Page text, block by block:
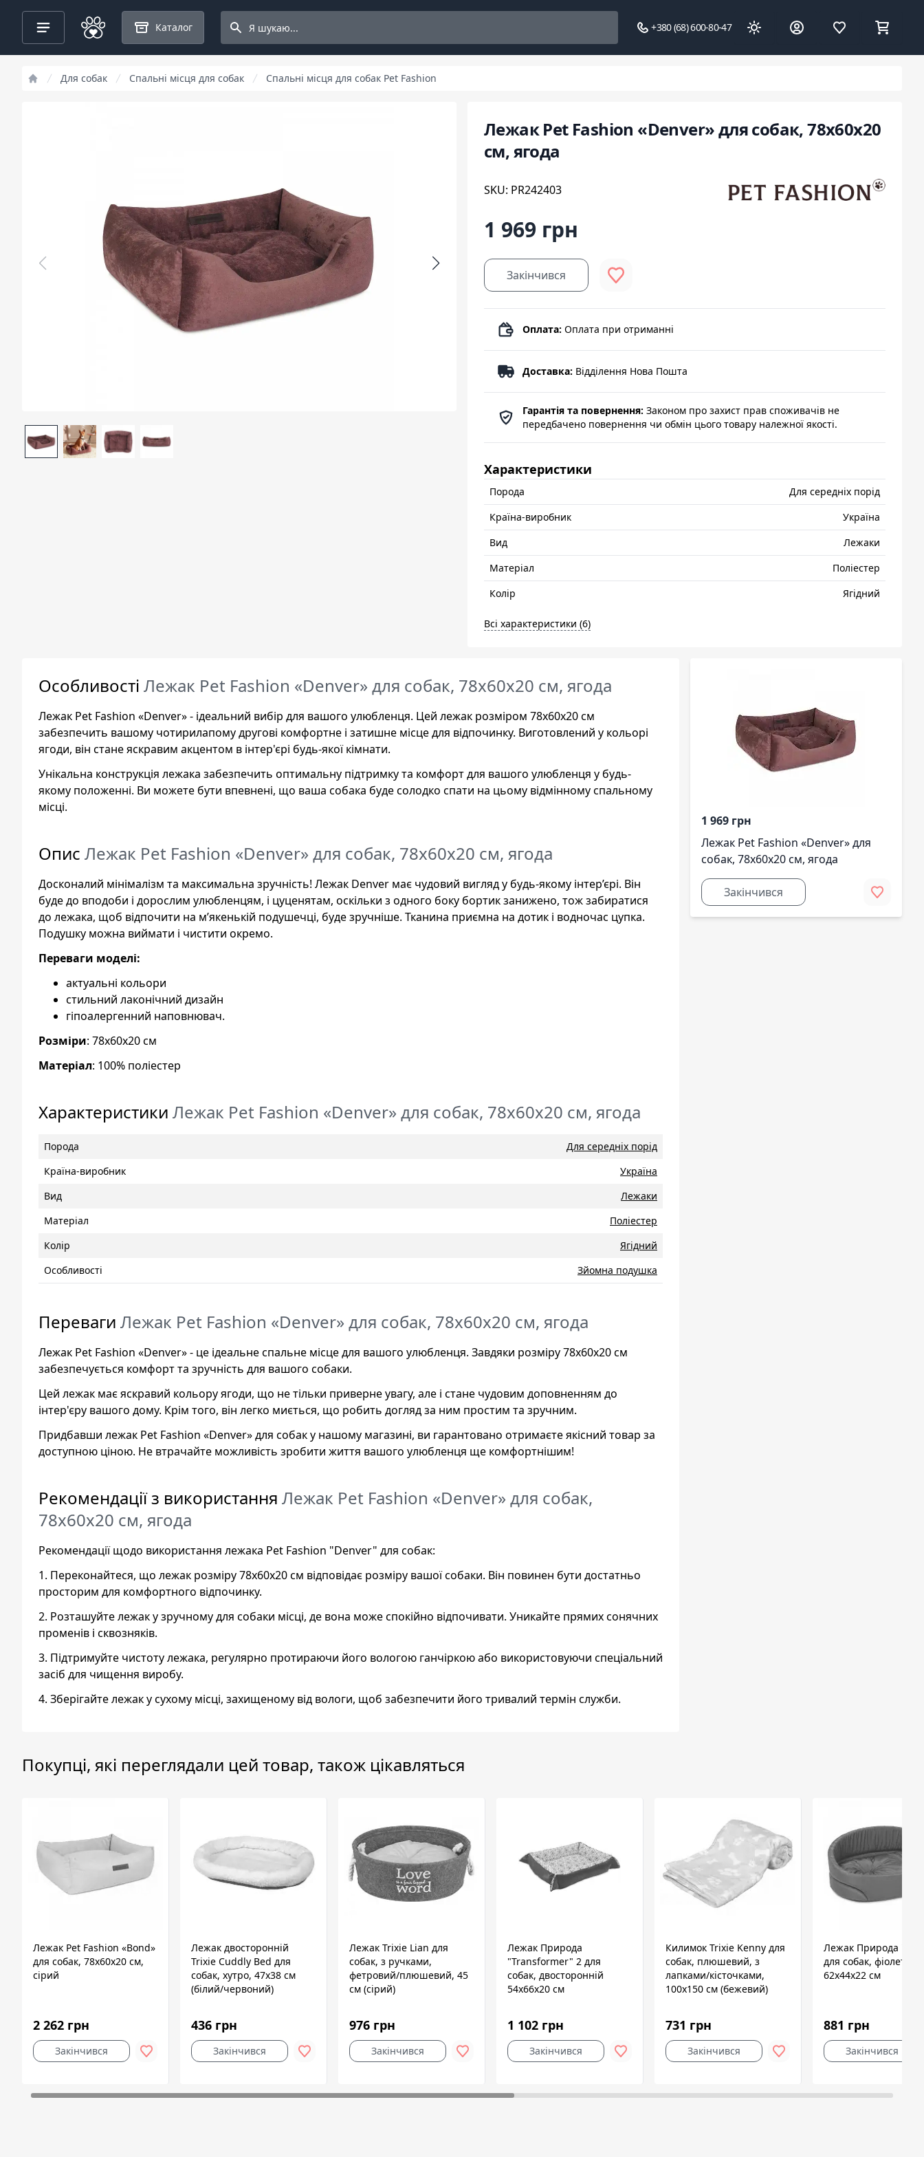
Каталог
Search projects
+380 (68) 600-80-47
Для собак Спальні місця для собак Спальні місця для собак Pet Fashion
Лежак Pet Fashion «Denver» для собак, 78х60х20
см, ягода
SKU: PR242403
1 969 грн
Закінчився
Оплата: Оплата при отриманні
Доставка: Відділення Нова Пошта
Гарантія та повернення: Законом про захист прав споживачів не
передбачено повернення чи обмін цього товару належної якості.
Характеристики
Порода
Для середніх порід
Країна-виробник
Україна
Вид
Лежаки
Матеріал
Поліестер
Колір
Ягідний
Всі характеристики (6)
Особливості Лежак Pet Fashion «Denver» для собак, 78х60х20 см, ягода
Лежак Pet Fashion «Denver» - ідеальний вибір для вашого улюбленця. Цей лежак розміром 78х60х20 см
забезпечить вашому чотирилапому другові комфортне і затишне місце для відпочинку. Виготовлений у кольорі
ягоди, він стане яскравим акцентом в інтер'єрі будь-якої кімнати.
Унікальна конструкція лежака забезпечить оптимальну підтримку та комфорт для вашого улюбленця у будь-
якому положенні. Ви можете бути впевнені, що ваша собака буде солодко спати на цьому відмінному спальному
місці.
Опис Лежак Pet Fashion «Denver» для собак, 78х60х20 см, ягода
Досконалий мінімалізм та максимальна зручність! Лежак Denver має чудовий вигляд у будь-якому інтер’єрі. Він
буде до вподоби і дорослим улюбленцям, і цуценятам, оскільки з одного боку бортик занижено, тож забиратися
до лежака, щоб відпочити на м’якенькій подушечці, буде зручніше. Тканина приємна на дотик і водночас цупка.
Подушку можна виймати і чистити окремо.
Переваги моделі:
актуальні кольори
стильний лаконічний дизайн
гіпоалергенний наповнювач.
Розміри: 78х60х20 см
Матеріал: 100% поліестер
Характеристики Лежак Pet Fashion «Denver» для собак, 78х60х20 см, ягода
Порода
Для середніх порід
Країна-виробник
Україна
Вид
Лежаки
Матеріал
Поліестер
Колір
Ягідний
Особливості
Зйомна подушка
Переваги Лежак Pet Fashion «Denver» для собак, 78х60х20 см, ягода
Лежак Pet Fashion «Denver» - це ідеальне спальне місце для вашого улюбленця. Завдяки розміру 78х60х20 см
забезпечується комфорт та зручність для вашого собаки.
Цей лежак має яскравий кольору ягоди, що не тільки приверне увагу, але і стане чудовим доповненням до
інтер'єру вашого дому. Крім того, він легко миється, що робить догляд за ним простим та зручним.
Придбавши лежак Pet Fashion «Denver» для собак у нашому магазині, ви гарантовано отримаєте якісний товар за
доступною ціною. Не втрачайте можливість зробити життя вашого улюбленця ще комфортнішим!
Рекомендації з використання Лежак Pet Fashion «Denver» для собак,
78х60х20 см, ягода
Рекомендації щодо використання лежака Pet Fashion "Denver" для собак:
1. Переконайтеся, що лежак розміру 78х60х20 см відповідає розміру вашої собаки. Він повинен бути достатньо
просторим для комфортного відпочинку.
2. Розташуйте лежак у зручному для собаки місці, де вона може спокійно відпочивати. Уникайте прямих сонячних
променів і сквозняків.
3. Підтримуйте чистоту лежака, регулярно протираючи його вологою ганчіркою або використовуючи спеціальний
засіб для чищення виробу.
4. Зберігайте лежак у сухому місці, захищеному від вологи, щоб забезпечити його тривалий термін служби.
1 969 грн
Лежак Pet Fashion «Denver» для
собак, 78х60х20 см, ягода
Закінчився
Покупці, які переглядали цей товар, також цікавляться
Лежак Pet Fashion «Bond»
для собак, 78х60х20 см,
сірий
2 262 грн
Закінчився
Лежак двосторонній
Trixie Cuddly Bed для
собак, хутро, 47х38 см
(білий/червоний)
436 грн
Закінчився
Лежак Trixie Lian для
собак, з ручками,
фетровий/плюшевий, 45
см (сірий)
976 грн
Закінчився
Лежак Природа
"Transformer" 2 для
собак, двосторонній
54х66х20 см
1 102 грн
Закінчився
Килимок Trixie Kenny для
собак, плюшевий, з
лапками/кісточками,
100х150 см (бежевий)
731 грн
Закінчився
Лежак Природа
для собак,
62х44х22 см
881 грн
Закінчився